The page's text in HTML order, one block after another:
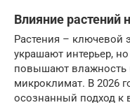
Влияние растений
Растения – ключевой
украшают интерьер,
повышают влажность
микроклимат. В 2026
осознанный подход к